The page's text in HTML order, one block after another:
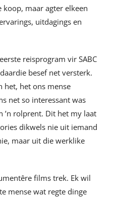
koop, maar agter elkeen
uitdagings en
reisprogram vir SABC
besef net versterk.
het, het ons mense
net so interessant was
’n rolprent. Dit het my laat
dikwels nie uit iemand
maar uit die werklike
films trek. Ek wil
mense wat regte dinge